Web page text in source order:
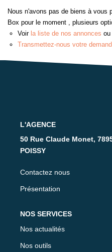
L'
Budget max
Nous n'avons pas de biens à vous
Box pour le moment , plusieurs
Voir la liste de nos annonces ou
Transmettez-nous votre
L'AGENCE
50 Rue Claude Monet,
POISSY
Contactez nous
Présentation
NOS SERVICES
Nos actualités
Nos outils